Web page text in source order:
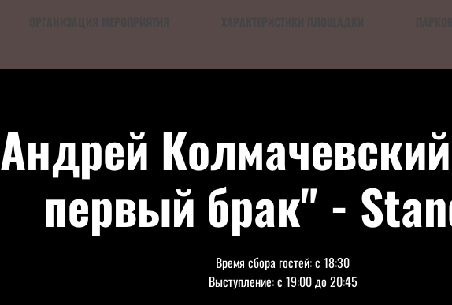
Андрей
первый брак" -
Время сбора гостей: с 18:30
Выступление: с 19:00 до 20:45